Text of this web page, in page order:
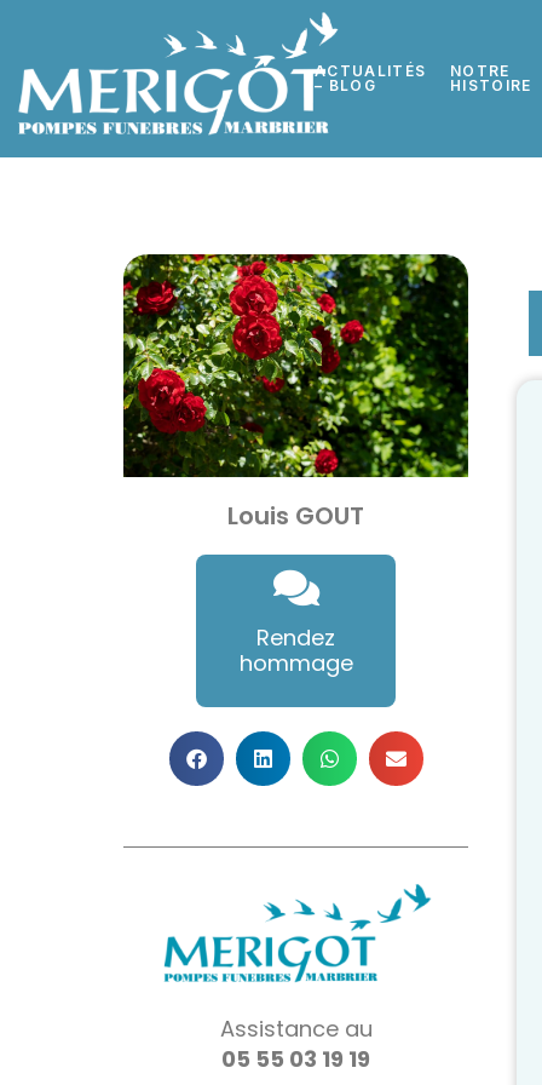
ACTUALITÉS
– BLOG
NOTRE
HISTOIRE
Louis GOUT
Rendez
hommage
Assistance au
05 55 03 19 19